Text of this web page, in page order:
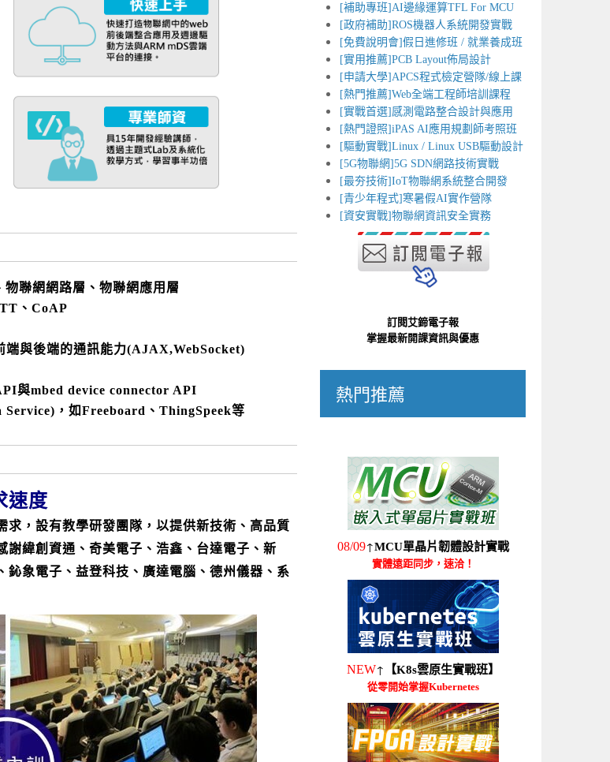
聯網網路層、物聯網應用層
、CoAP
端與後端的通訊能力(AJAX,WebSocket)
與mbed device connector API
Service)，如Freeboard、ThingSpeek等
速度
，設有教學研發團隊，以提供新技術、高品質
謝緯創資通、奇美電子、浩鑫、台達電子、新
象電子、益登科技、廣達電腦、德州儀器、系
[補助專班]AI邊緣運算TFL For MCU
[政府補助]ROS機器人系統開發實戰
[免費說明會]假日進修班 / 就業養成班
[實用推薦]PCB Layout佈局設計
[申請大學]APCS程式檢定營隊/線上課
[熱門推薦]Web全端工程師培訓課程
[實戰首選]感測電路整合設計與應用
[熱門證照]iPAS AI應用規劃師考照班
[驅動實戰]Linux / Linux USB驅動設計
[5G物聯網]5G SDN網路技術實戰
[最夯技術]IoT物聯網系統整合開發
[青少年程式]寒暑假AI實作營隊
[資安實戰]物聯網資訊安全實務
訂閱艾鍗電子報
掌握最新開課資訊與優惠
熱門推薦
08/09↑MCU單晶片韌體設計實戰
實體遠距同步，速洽！
NEW↑ 【K8s雲原生實戰班】
從零開始掌握Kubernetes